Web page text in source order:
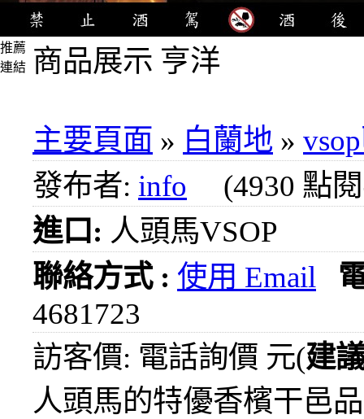
推薦
連結 商品展示 亨洋
主要頁面 » 白蘭地 »
發布者: info (4930 點
進口: 人頭馬VSOP
聯絡方式 : 使用 Email
4681723
訪客價: 電話詢價 元(建
人頭馬的特優香檳干邑